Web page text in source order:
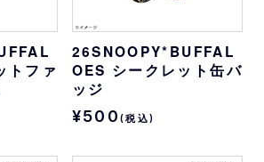
トファ
26SNOOPY*BUFFAL
OES シークレット缶バ
ッジ
¥500(税込)